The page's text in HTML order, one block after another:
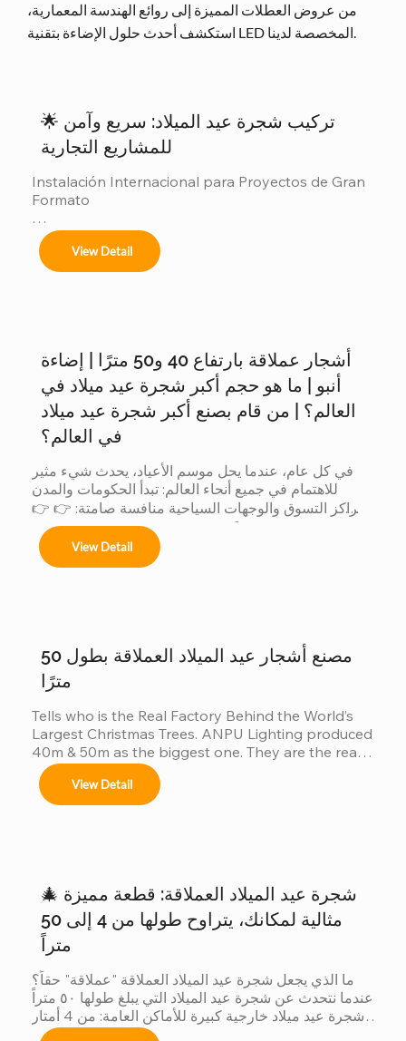
من عروض العطلات المميزة إلى روائع الهندسة المعمارية،
استكشف أحدث حلول الإضاءة بتقنية LED المخصصة لدينا.
🌟 تركيب شجرة عيد الميلاد: سريع وآمن
للمشاريع التجارية
Instalación Internacional para Proyectos de Gran
Formato
Ofrecemos servicios completos de instalación
para:
Árboles de 4m a 50m en espacios interiores y
exteriores.
municipales.
Festivales navideños, parques temáticos y
activaciones de marca.
View Detail
أشجار عملاقة بارتفاع 40 و50 مترًا | إضاءة
أنبو | ما هو حجم أكبر شجرة عيد ميلاد في
العالم؟ | من قام بصنع أكبر شجرة عيد ميلاد
في العالم؟
في كل عام، عندما يحل موسم الأعياد، يحدث شيء مثير
للاهتمام في جميع أنحاء العالم: تبدأ الحكومات والمدن
ومراكز التسوق والوجهات السياحية منافسة صامتة: 👉 👉
لأن الشجرة الأكبر حجماً: يجذب المزيد من الزوار يُحدث ذلك
تأثيراً أكبر على وسائل التواصل الاجتماعي يتم إنتاج قيمة
تجارية أكبر عندما تتنافس الدول... يشارك المصنعون أيضاً.
فحسب......
View Detail
مصنع أشجار عيد الميلاد العملاقة بطول 50
مترًا
Tells who is the Real Factory Behind the World’s
Largest Christmas Trees. ANPU Lighting produced
40m & 50m as the biggest one. They are the real
China factory for Giant Christmas Tree.
View Detail
🎄 شجرة عيد الميلاد العملاقة: قطعة مميزة
مثالية لمكانك، يتراوح طولها من 4 إلى 50
متراً
ما الذي يجعل شجرة عيد الميلاد العملاقة "عملاقة" حقاً؟
عندما نتحدث عن شجرة عيد الميلاد التي يبلغ طولها ٥٠ متراً
شجرة عيد ميلاد خارجية كبيرة للأماكن العامة: من 4 أمتار
إلى 50 مترًا شجرة عيد الميلاد الكبيرة في الهواء الطلق